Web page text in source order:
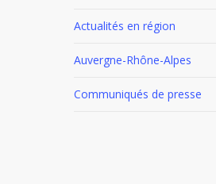
Actualités en région
Auvergne-Rhône-Alpes
Communiqués de presse